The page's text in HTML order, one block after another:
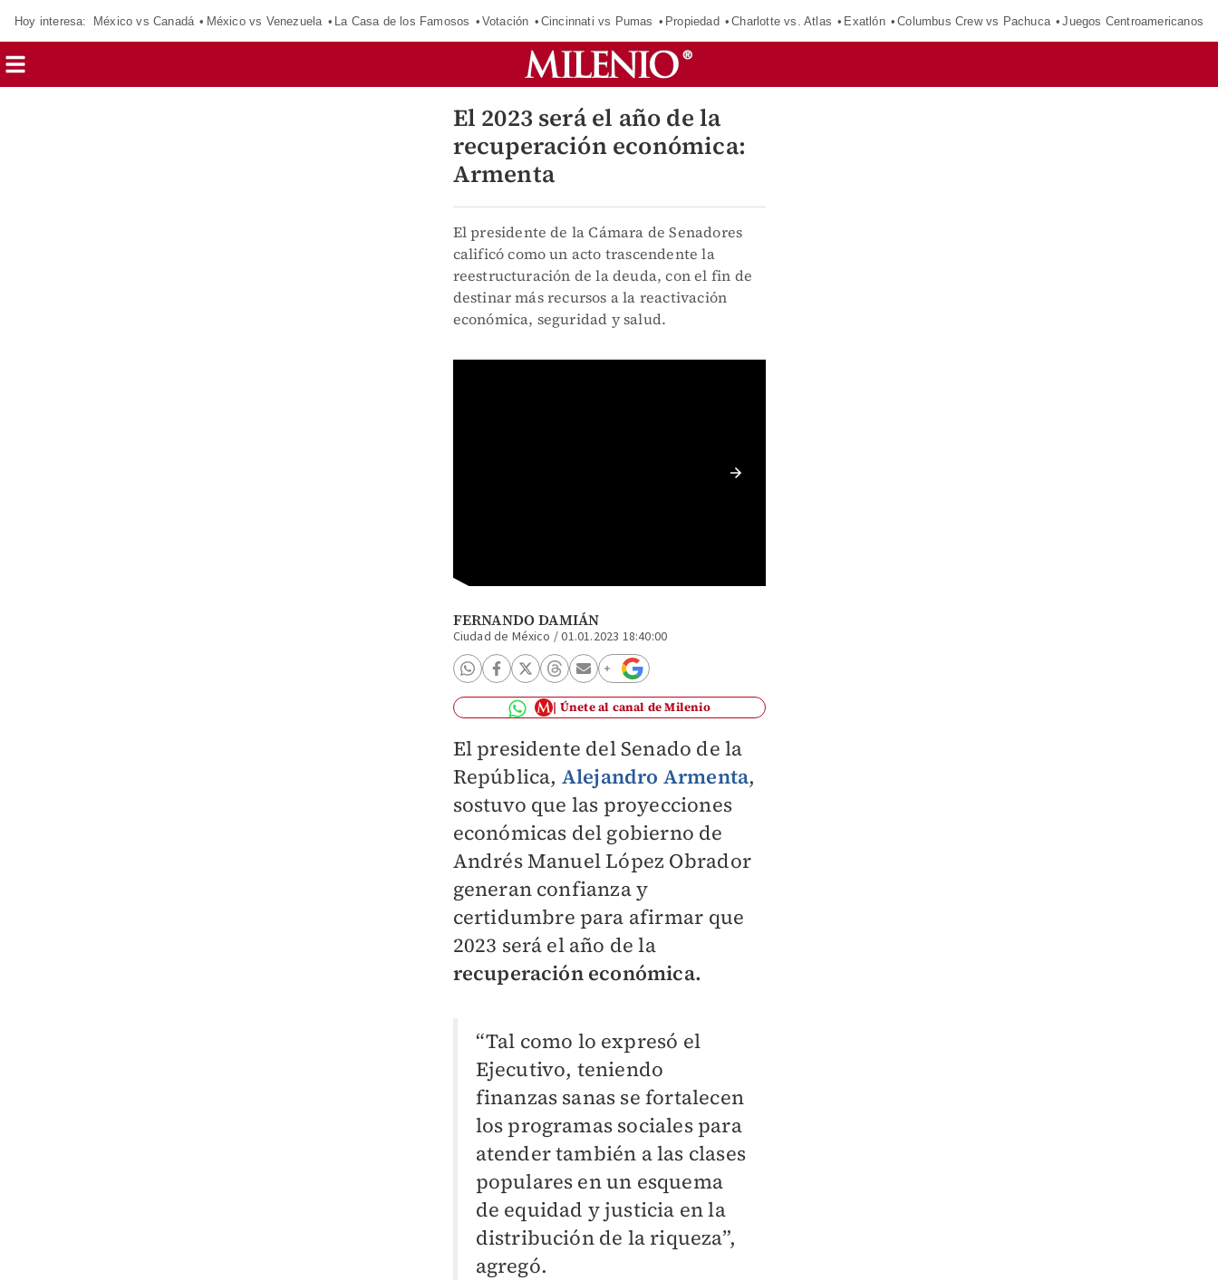
Hoy interesa: México vs Canadá México vs Venezuela La Casa de los Famosos Votación Cincinnati vs Pumas Propiedad Charlotte vs. Atlas Exatlón Columbus Crew vs Pachuca Juegos Centroamericanos
El 2023 será el año de la
recuperación económica:
Armenta
El presidente de la Cámara de Senadores
calificó como un acto trascendente la
reestructuración de la deuda, con el fin de
destinar más recursos a la reactivación
económica, seguridad y salud.
FERNANDO DAMIÁN
Ciudad de México /01.01.2023 18:40:00
Únete al canal de Milenio
El presidente del Senado de la
República, Alejandro Armenta,
sostuvo que las proyecciones
económicas del gobierno de
Andrés Manuel López Obrador
generan confianza y
certidumbre para afirmar que
2023 será el año de la
recuperación económica.
“Tal como lo expresó el
Ejecutivo, teniendo
finanzas sanas se fortalecen
los programas sociales para
atender también a las clases
populares en un esquema
de equidad y justicia en la
distribución de la riqueza”,
agregó.